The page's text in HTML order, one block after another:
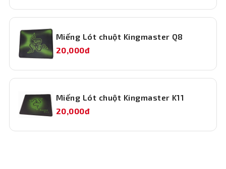
Miếng Lót chuột Kingmaster Q8
20,000đ
Miếng Lót chuột Kingmaster K11
20,000đ